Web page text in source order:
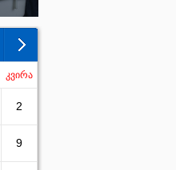
კვირა
2
9